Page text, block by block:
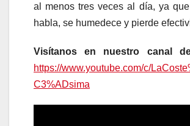
al menos tres veces al día, ya
habla, se humedece y pierde
Visítanos en nuestro canal
https://www.youtube.com/c/
C3%ADsima